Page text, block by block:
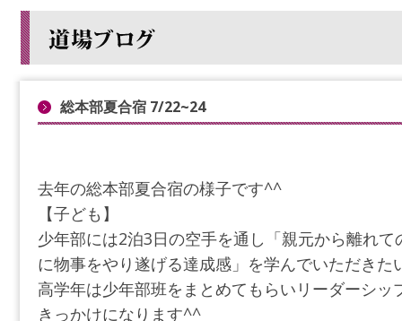
総本部夏合宿 7/22~24
去年の総本部夏合宿の様子です^^
【子ども】
少年部には2泊3日の空手を通し「親元から離れ
に物事をやり遂げる達成感」を学んでいただきた
高学年は少年部班をまとめてもらいリーダーシッ
きっかけになります^^